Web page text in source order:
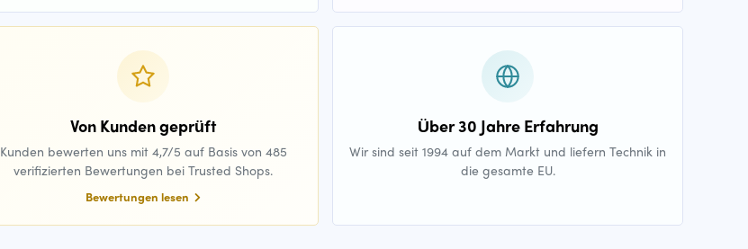
Von Kunden geprüft
Kunden bewerten uns mit 4,7/5 auf Basis von 485
verifizierten Bewertungen bei Trusted Shops.
Bewertungen lesen
Über 30 Jahre Erfahrung
Wir sind seit 1994 auf dem Markt und liefern Technik in
die gesamte EU.